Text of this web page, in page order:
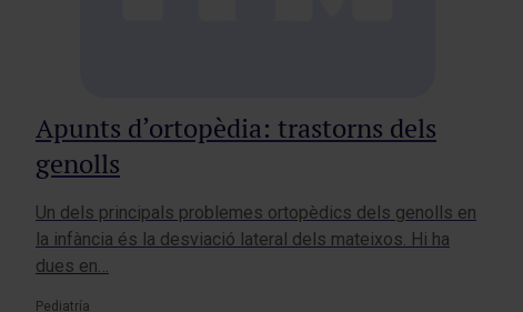
Apunts d’ortopèdia: trastorns dels
genolls
Un dels principals problemes ortopèdics dels genolls en
la infància és la desviació lateral dels mateixos. Hi ha
dues en…
Pediatría